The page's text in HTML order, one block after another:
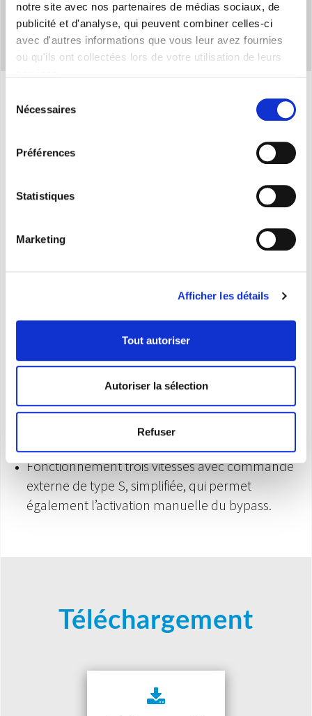
notre site avec nos partenaires de médias sociaux, de
publicité et d'analyse, qui peuvent combiner celles-ci
avec d'autres informations que vous leur avez fournies
ou qu'ils ont collectées lors de votre utilisation de leurs
Nécessaires
Préférences
Statistiques
Marketing
Afficher les détails
Tout autoriser
Autoriser la sélection
Refuser
Caracteristiques
Fonction Boost.
Programmation hebdomadaire.
Gestion bypass.
Équilibrage flux d’air.
Indicateur entretien filtres et défauts.
Branchement capteurs d’ambiance à distance
(humidité, CO2, etc.)
Interface ModBus.
Branchement à résistance électrique placée
avant ou après la machine.
Branchement à batterie à eau pour chauffage.
Fonctionnement trois vitesses avec commande
externe de type S, simplifiée, qui permet
également l’activation manuelle du bypass.
Téléchargement